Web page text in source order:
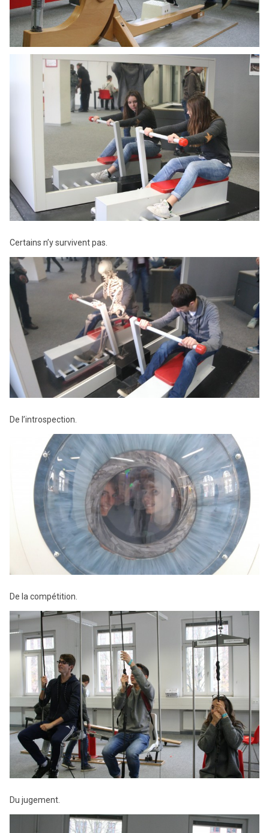
Certains n’y survivent pas.
De l’introspection.
De la compétition.
Du jugement.